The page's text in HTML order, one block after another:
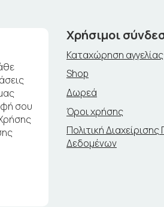
σου
Χρήσιμοι
Καταχώρηση αγγελίας
Shop
Δωρεά
Όροι χρήσης
Πολιτική
Δεδομένων